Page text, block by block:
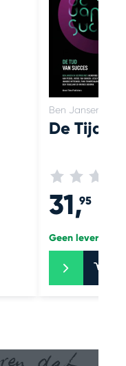
Ben Jansen,
De Tijd
31,95
Geen levering
+